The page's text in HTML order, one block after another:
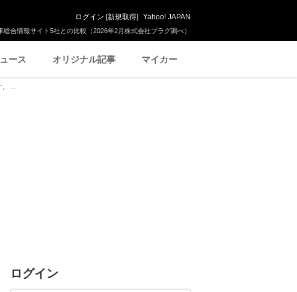
合情報サイト5社との比較（2026年2月株式会社プラグ調べ）
ログイン [新規取得] Yahoo! JAPAN
ース オリジナル記事 マイカー
...
ログイン